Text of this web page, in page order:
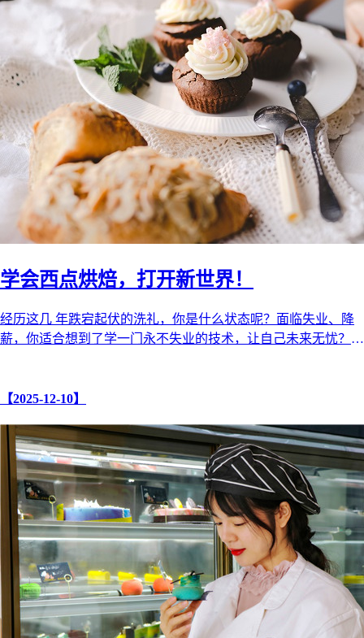
学会西点烘焙，打开新世界！
经历这几 年跌宕起伏的洗礼，你是什么状态呢？面临失业、降
薪，你适合想到了学一门永不失业的技术，让自己未来无忧？
【2025-12-10】